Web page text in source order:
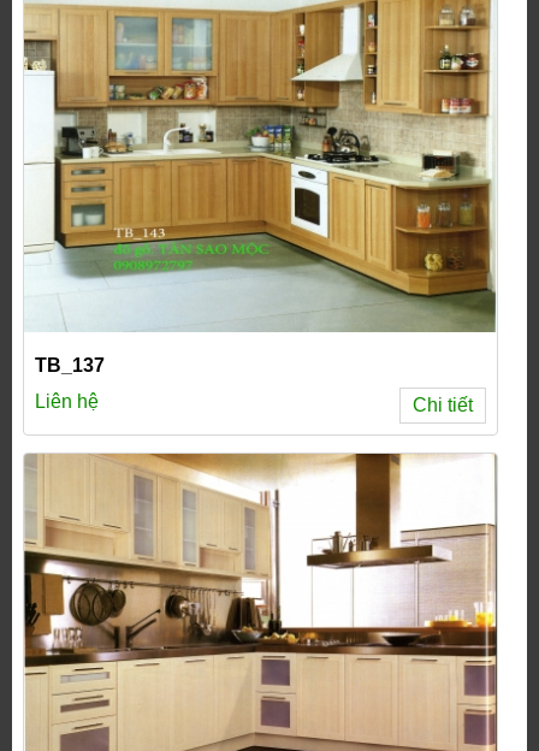
TB_137
Liên hệ
Chi tiết